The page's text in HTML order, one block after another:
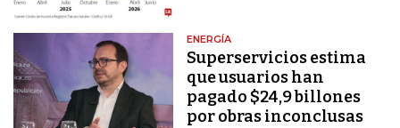
ENERGÍA
Superservicios estima
que usuarios han
pagado $24,9 billones
por obras inconclusas